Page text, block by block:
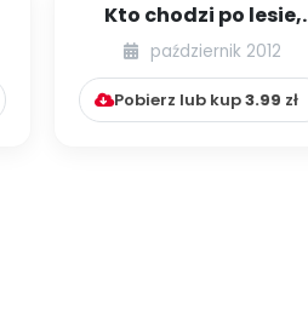
Kto chodzi po lesie,
grzybów kosz
przyniesie (scenarius...
październik 2012
Pobierz lub kup3.99 zł